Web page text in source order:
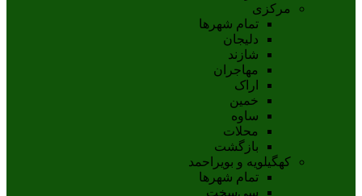
مرکزی
تمام شهر‌ها
دلیجان
شازند
مهاجران
اراک
خمين
ساوه
محلات
بازگشت
کهگیلویه و بویراحمد
تمام شهر‌ها
سی‌سخت